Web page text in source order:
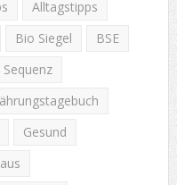
Alltagstipps
Bio Siegel
BSE
Sequenz
Gesund